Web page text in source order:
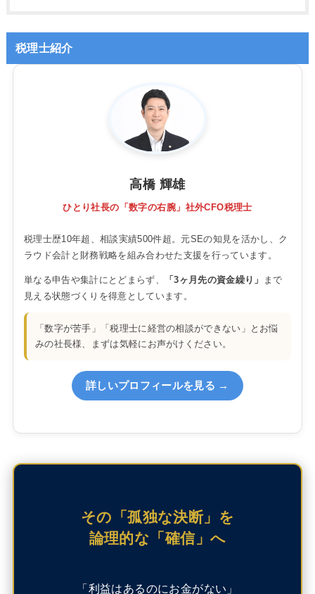
税理士紹介
高橋 輝雄
ひとり社長の「数字の右腕」社外CFO税理士
税理士歴10年超、相談実績500件超。元SEの知見を活かし、ク
ラウド会計と財務戦略を組み合わせた支援を行っています。
単なる申告や集計にとどまらず、 「3ヶ月先の資金繰り」
まで
見える状態づくりを得意としています。
「数字が苦手」「税理士に経営の相談ができない」とお悩
みの社長様、まずは気軽にお声がけください。
詳しいプロフィールを見る →
その「孤独な決断」を
論理的な「確信」へ
「利益はあるのにお金がない」